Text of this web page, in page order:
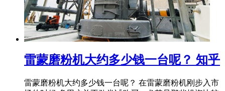
雷蒙磨粉机大约多少钱一台呢？ 知乎
雷蒙磨粉机大约多少钱一台呢？ 在雷蒙磨粉机刚步入市